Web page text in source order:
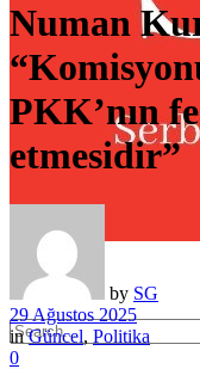
Numan
PKK’nın
etmesidir”
by SG
29 Ağustos 2025
in Güncel, Politika
0